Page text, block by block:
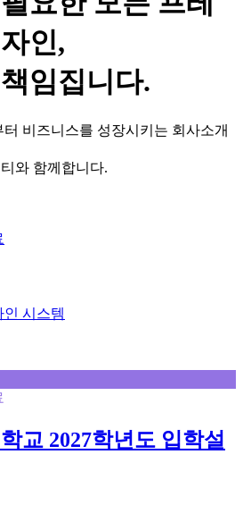
인,
임집니다.
비즈니스를 성장시키는 회사소개
와 함께합니다.
인 시스템
교 2027학년도 입학설